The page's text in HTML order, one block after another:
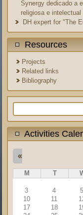
Synergy dedicado a
religiosa e intelectual
DH expert for "The
Resources
Projects
Related links
Bibliography
Search form
Activities
«
M T
3
4 5
10
11
17
18